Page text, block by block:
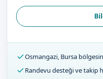
Osmangazi, Bursa
Randevu desteği ve takip